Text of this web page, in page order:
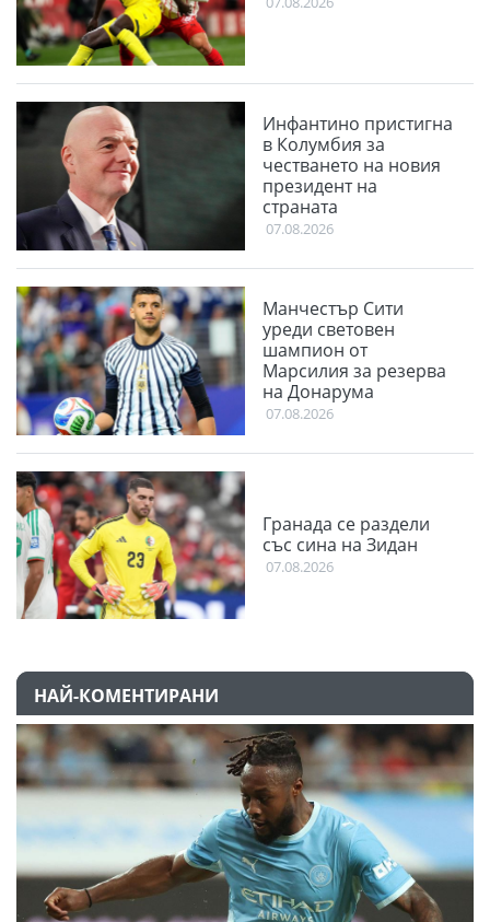
Инфантино пристигна
в Колумбия за
честването на новия
президент на
страната
07.08.2026
Манчестър Сити
уреди световен
шампион от
Марсилия за резерва
на Донарума
07.08.2026
Гранада се раздели
със сина на Зидан
07.08.2026
НАЙ-КОМЕНТИРАНИ